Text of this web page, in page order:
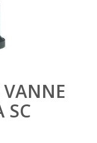
VANNE
SC